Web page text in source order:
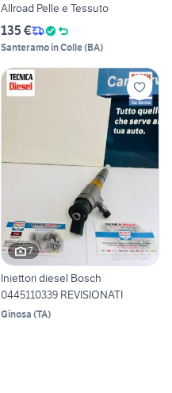
Allroad Pelle e Tessuto
135 €
Santeramo in Colle(BA)
7
Iniettori diesel Bosch
0445110339 REVISIONATI
Ginosa (TA)